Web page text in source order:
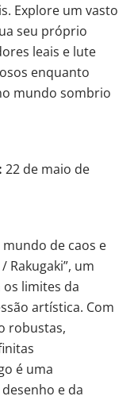
Explore um vasto
seu próprio
leais e lute
enquanto
mundo sombrio
22 de maio de
de caos e
Rakugaki”, um
limites da
artística. Com
robustas,
é uma
e da